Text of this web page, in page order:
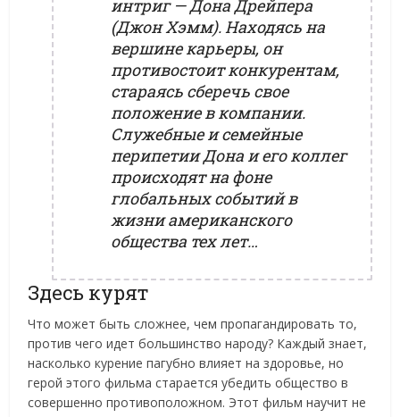
интриг — Дона Дрейпера
(Джон Хэмм). Находясь на
вершине карьеры, он
противостоит конкурентам,
стараясь сберечь своe
положение в компании.
Служебные и семейные
перипетии Дона и его коллег
происходят на фоне
глобальных событий в
жизни американского
общества тех лет…
Здесь курят
Что может быть сложнее, чем пропагандировать то,
против чего идет большинство народу? Каждый знает,
насколько курение пагубно влияет на здоровье, но
герой этого фильма старается убедить общество в
совершенно противоположном. Этот фильм научит не